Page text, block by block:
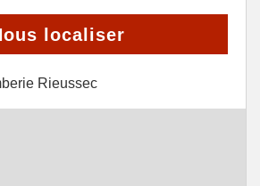
localiser
Rieussec